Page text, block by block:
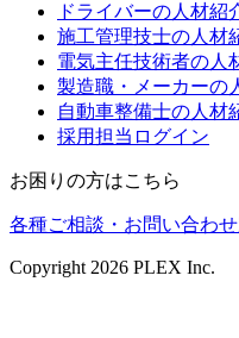
ドライバーの人材紹
施工管理技士の人材
電気主任技術者の人
製造職・メーカーの
自動車整備士の人材
採用担当ログイン
お困りの方はこちら
各種ご相談・お問い合わせ
Copyright2026 PLEX Inc.